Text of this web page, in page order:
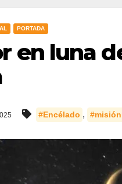
PORTADA
en luna
#Encélado ,